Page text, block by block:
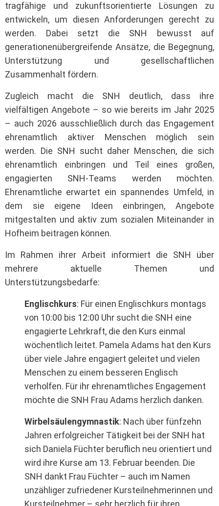
tragfähige und zukunftsorientierte Lösungen zu
entwickeln, um diesen Anforderungen gerecht zu
werden. Dabei setzt die SNH bewusst auf
generationenübergreifende Ansätze, die Begegnung,
Unterstützung und gesellschaftlichen
Zusammenhalt fördern.
Zugleich macht die SNH deutlich, dass ihre
vielfältigen Angebote – so wie bereits im Jahr 2025
– auch 2026 ausschließlich durch das Engagement
ehrenamtlich aktiver Menschen möglich sein
werden. Die SNH sucht daher Menschen, die sich
ehrenamtlich einbringen und Teil eines großen,
engagierten SNH-Teams werden möchten.
Ehrenamtliche erwartet ein spannendes Umfeld, in
dem sie eigene Ideen einbringen, Angebote
mitgestalten und aktiv zum sozialen Miteinander in
Hofheim beitragen können.
Im Rahmen ihrer Arbeit informiert die SNH über
mehrere aktuelle Themen und
Unterstützungsbedarfe:
Englischkurs: Für einen Englischkurs montags
von 10:00 bis 12:00 Uhr sucht die SNH eine
engagierte Lehrkraft, die den Kurs einmal
wöchentlich leitet. Pamela Adams hat den Kurs
über viele Jahre engagiert geleitet und vielen
Menschen zu einem besseren Englisch
verholfen. Für ihr ehrenamtliches Engagement
möchte die SNH Frau Adams herzlich danken.
Wirbelsäulengymnastik: Nach über fünfzehn
Jahren erfolgreicher Tätigkeit bei der SNH hat
sich Daniela Füchter beruflich neu orientiert und
wird ihre Kurse am 13. Februar beenden. Die
SNH dankt Frau Füchter – auch im Namen
unzähliger zufriedener Kursteilnehmerinnen und
Kursteilnehmer – sehr herzlich für ihren